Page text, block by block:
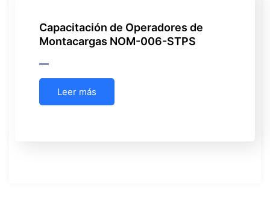
Capacitación de Operadores de
Montacargas NOM-006-STPS
Leer más